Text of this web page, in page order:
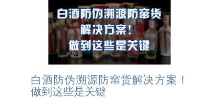
白酒防伪溯源防窜货解决方案！
做到这些是关键